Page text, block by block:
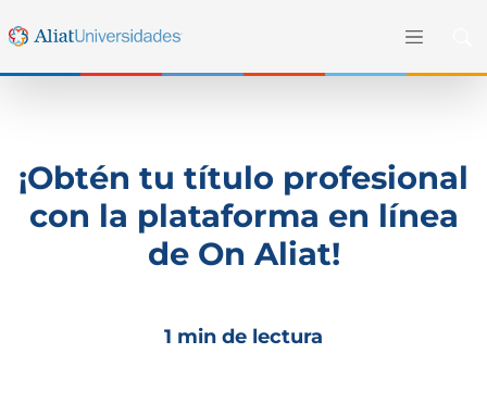
¡Obtén tu título profesional
con la plataforma en línea
de On Aliat!
1 min de lectura